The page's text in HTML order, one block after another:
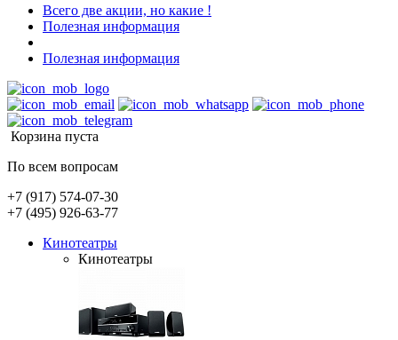
Всего две акции, но какие !
Полезная информация
Полезная информация
Корзина пуста
По всем вопросам
+7 (917) 574-07-30
+7 (495) 926-63-77
Кинотеатры
Кинотеатры